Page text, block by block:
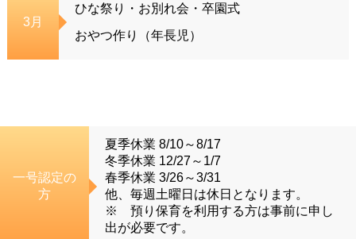
3月
ひな祭り・お別れ会・卒園式
おやつ作り（年長児）
一号認定の
方
夏季休業 8/10～8/17
冬季休業 12/27～1/7
春季休業 3/26～3/31
他、毎週土曜日は休日となります。
※ 預り保育を利用する方は事前に申し
出が必要です。